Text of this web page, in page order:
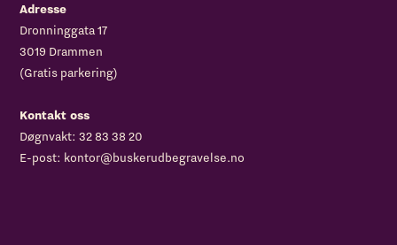
Adresse
Dronninggata 17
3019 Drammen
(Gratis parkering)
Kontakt oss
Døgnvakt:32 83 38 20
E-post: kontor@buskerudbegravelse.no